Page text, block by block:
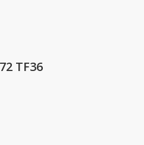
TF36